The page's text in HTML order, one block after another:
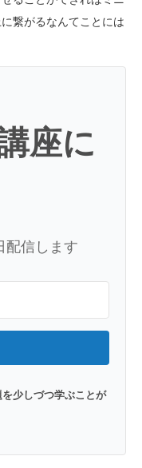
繋がるなんてことには
座に
配信します
少しづつ学ぶことが